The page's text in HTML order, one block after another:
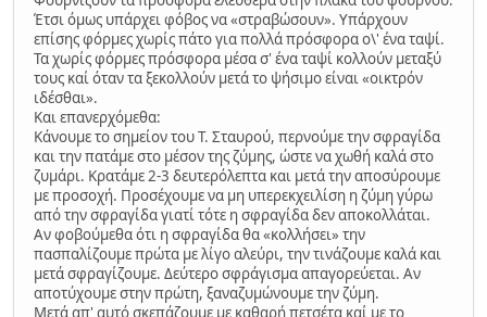
Έτσι όμως υπάρχει φόβος να «στραβώσουν». Υπάρχουν
επίσης φόρμες χωρίς πάτο για πολλά πρόσφορα ο\' ένα ταψί.
Τα χωρίς φόρμες πρόσφορα μέσα σ' ένα ταψί κολλούν μεταξύ
τους καί όταν τα ξεκολλούν μετά το ψήσιμο είναι «οικτρόν
ιδέσθαι».
Και επανερχόμεθα:
Κάνουμε το σημείον του Τ. Σταυρού, περνούμε την σφραγίδα
και την πατάμε στο μέσον της ζύμης, ώστε να χωθή καλά στο
ζυμάρι. Κρατάμε 2-3 δευτερόλεπτα και μετά την αποσύρουμε
με προσοχή. Προσέχουμε να μη υπερεκχειλίση η ζύμη γύρω
από την σφραγίδα γιατί τότε η σφραγίδα δεν αποκολλάται.
Αν φοβούμεθα ότι η σφραγίδα θα «κολλήσει» την
πασπαλίζουμε πρώτα με λίγο αλεύρι, την τινάζουμε καλά και
μετά σφραγίζουμε. Δεύτερο σφράγισμα απαγορεύεται. Αν
αποτύχουμε στην πρώτη, ξαναζυμώνουμε την ζύμη.
Μετά απ' αυτό σκεπάζουμε με καθαρή πετσέτα καί με το